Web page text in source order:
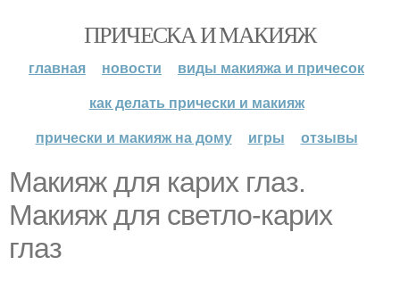
ПРИЧЕСКА И МАКИЯЖ
главная новости
виды макияжа и причесок
как делать прически и макияж
прически и макияж на дому
игры отзывы
Макияж для карих глаз.
Макияж для светло-карих
глаз